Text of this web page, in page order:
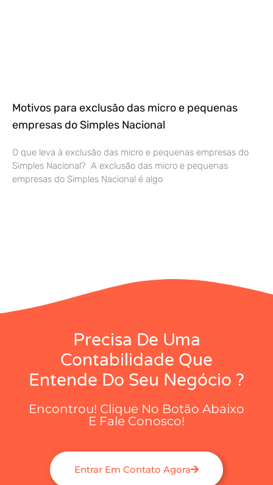
Motivos para exclusão das micro e pequenas
empresas do Simples Nacional
O que leva à exclusão das micro e pequenas empresas do
Simples Nacional? A exclusão das micro e pequenas
empresas do Simples Nacional é algo
Precisa De Uma
Contabilidade Que
Entende Do Seu Negócio ?
Encontrou! Clique No Botão Abaixo
E Fale Conosco!
Entrar Em Contato Agora